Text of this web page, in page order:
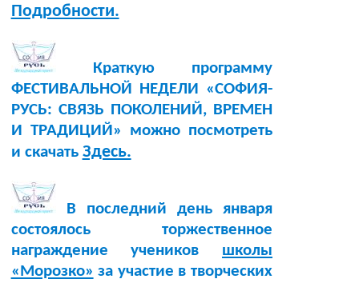
Подробности.
Краткую программу
ФЕСТИВАЛЬНОЙ НЕДЕЛИ «СОФИЯ-
РУСЬ: СВЯЗЬ ПОКОЛЕНИЙ, ВРЕМЕН
И ТРАДИЦИЙ» можно посмотреть
и скачать Здесь.
В последний день января
состоялось торжественное
награждение учеников школы
«Морозко» за участие в творческих